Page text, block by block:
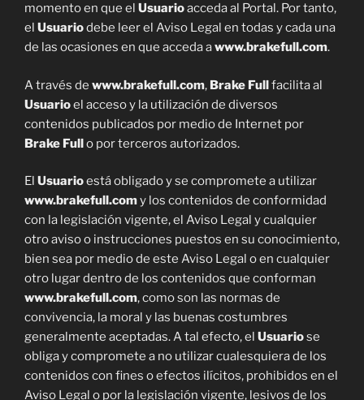
momento en que el Usuarioacceda al Portal. Por tanto,
el Usuariodebe leer el Aviso Legal en todas y cada una
de las ocasiones en que acceda awww.brakefull.com.
A través de www.brakefull.com, Brake Fullfacilita al
Usuarioel acceso y la utilización de diversos
contenidos publicados por medio de Internet por
Brake Fullo por terceros autorizados.
El Usuarioestá obligado y se compromete a utilizar
www.brakefull.comy los contenidos de conformidad
con la legislación vigente, el Aviso Legal y cualquier
otro aviso o instrucciones puestos en su conocimiento,
bien sea por medio de este Aviso Legal o en cualquier
otro lugar dentro de los contenidos que conforman
www.brakefull.com, como son las normas de
convivencia, la moral y las buenas costumbres
generalmente aceptadas. A tal efecto, el Usuariose
obliga y compromete a no utilizar cualesquiera de los
contenidos con fines o efectos ilícitos, prohibidos en el
Aviso Legal o por la legislación vigente, lesivos de los